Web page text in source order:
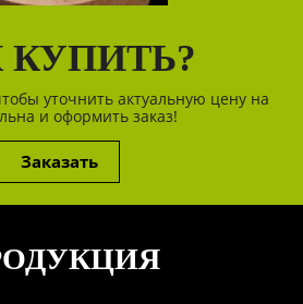
КУПИТЬ?
уточнить актуальную цену на
и оформить заказ!
Заказать